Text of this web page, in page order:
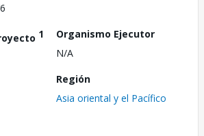
1
Organismo Ejecutor
N/A
Región
Asia oriental y el Pacífico